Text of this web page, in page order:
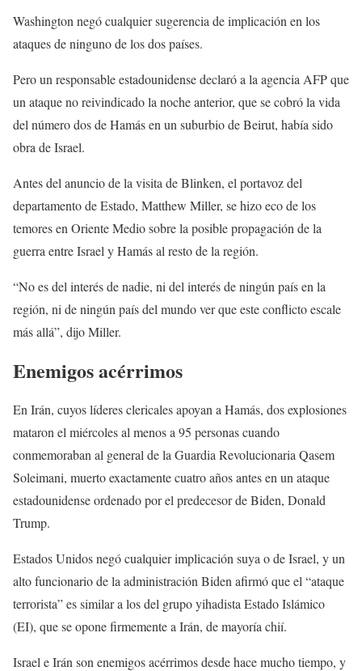
Washington negó cualquier sugerencia de implicación en los
ataques de ninguno de los dos países.
Pero un responsable estadounidense declaró a la agencia AFP que
un ataque no reivindicado la noche anterior, que se cobró la vida
del número dos de Hamás en un suburbio de Beirut, había sido
obra de Israel.
Antes del anuncio de la visita de Blinken, el portavoz del
departamento de Estado, Matthew Miller, se hizo eco de los
temores en Oriente Medio sobre la posible propagación de la
guerra entre Israel y Hamás al resto de la región.
“No es del interés de nadie, ni del interés de ningún país en la
región, ni de ningún país del mundo ver que este conflicto escale
más allá”, dijo Miller.
Enemigos acérrimos
En Irán, cuyos líderes clericales apoyan a Hamás, dos explosiones
mataron el miércoles al menos a 95 personas cuando
conmemoraban al general de la Guardia Revolucionaria Qasem
Soleimani, muerto exactamente cuatro años antes en un ataque
estadounidense ordenado por el predecesor de Biden, Donald
Trump.
Estados Unidos negó cualquier implicación suya o de Israel, y un
alto funcionario de la administración Biden afirmó que el “ataque
terrorista” es similar a los del grupo yihadista Estado Islámico
(EI), que se opone firmemente a Irán, de mayoría chií.
Israel e Irán son enemigos acérrimos desde hace mucho tiempo, y